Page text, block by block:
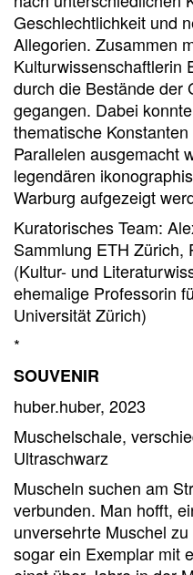
Geschlechtlichkeit und
Allegorien. Zusammen
Kulturwissenschaftlerin
durch die Bestände der
gegangen. Dabei
thematische
Parallelen ausgemacht
legendären
Warburg aufgezeigt
Kuratorisches Team:
Sammlung ETH Zürich,
(Kultur- und
ehemalige Professorin
Universität Zürich)
*
SOUVENIR
huber.huber, 2023
Muschelschale,
Ultraschwarz
Muscheln suchen am
verbunden. Man hofft,
unversehrte Muschel
sogar ein Exemplar mit